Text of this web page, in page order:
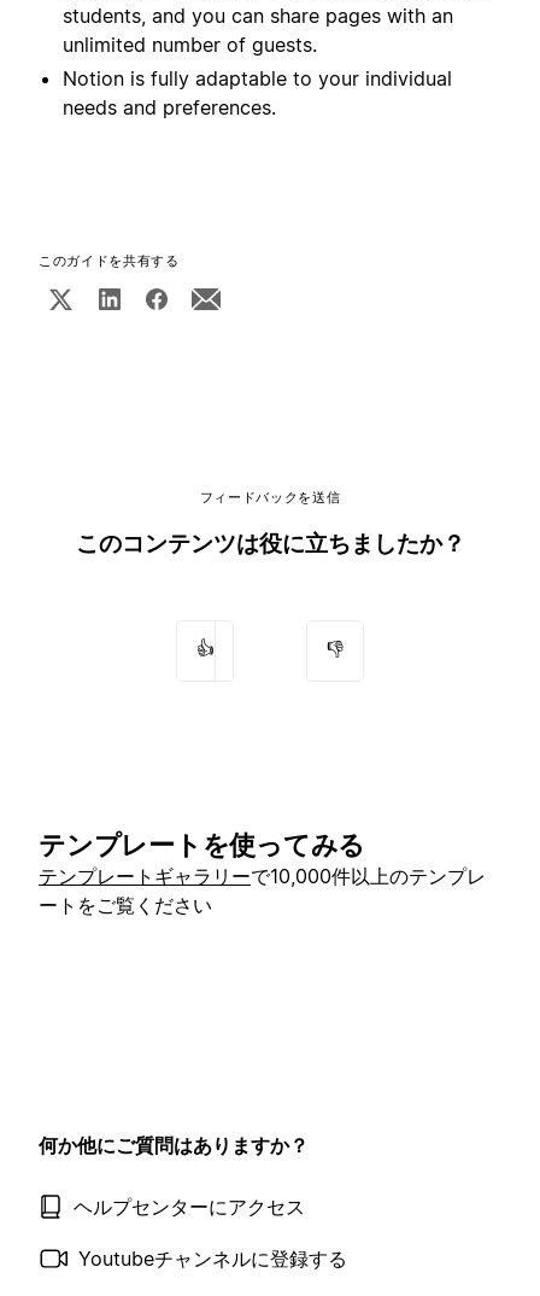
students, and you can share pages with an
unlimited number of guests.
Notion is fully adaptable to your individual
needs and preferences.
このガイドを共有する
フィードバックを送信
このコンテンツは役に立ちましたか？
👍 👎
テンプレートを使ってみる
テンプレートギャラリーで10,000件以上のテンプレ
ートをご覧ください
何か他にご質問はありますか？
ヘルプセンターにアクセス
Youtubeチャンネルに登録する